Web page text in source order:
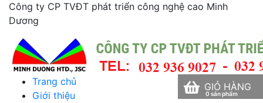
Công ty CP TVĐT phát triển công nghệ cao Minh
Dương
GIỎ HÀNG
Trang chủ
Giới thiệu